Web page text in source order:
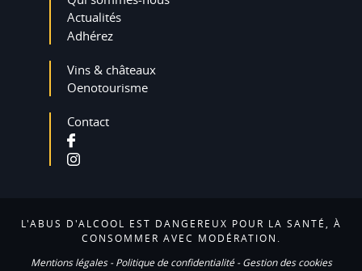
Actualités
Adhérez
Vins & châteaux
Oenotourisme
Contact
L'ABUS D'ALCOOL EST DANGEREUX POUR LA SANTÉ, À
CONSOMMER AVEC MODÉRATION.
Mentions légales-Politique de confidentialité-Gestion des cookies